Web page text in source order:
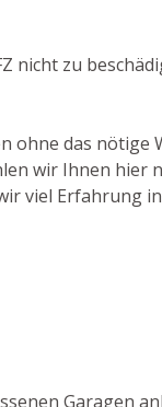
zu
ohne das
wir Ihnen hier
viel Erfahrung
Garagen